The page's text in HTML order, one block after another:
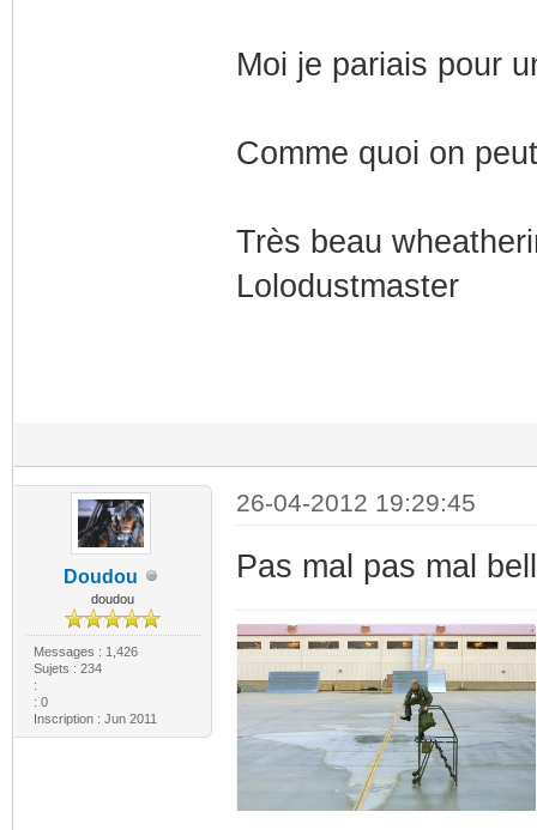
Moi je pariais pour
Comme quoi on
Très beau
Lolodustmaster
Doudou
doudou
Messages : 1,426
Sujets : 234
:
: 0
Inscription : Jun 2011
26-04-2012 19:29:45
Pas mal pas mal